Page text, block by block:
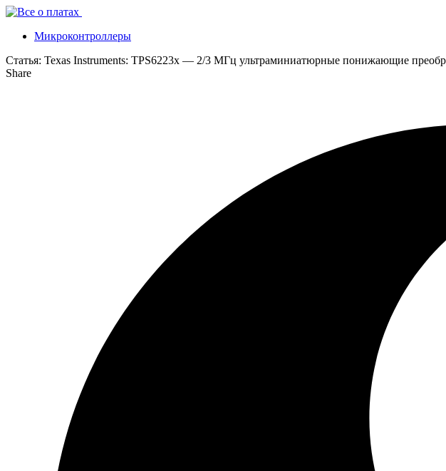
Микроконтроллеры
Статья: Texas Instruments: TPS6223x — 2/3 МГц ультраминиатюрные понижающие
Share